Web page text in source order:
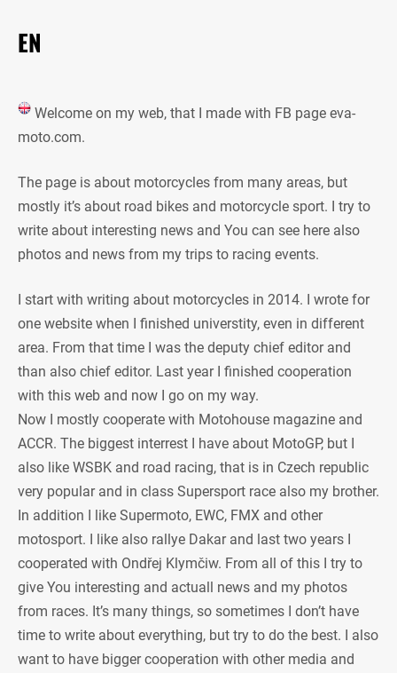
EN
Welcome on my web, that I made with FB page eva-
moto.com.
The page is about motorcycles from many areas, but
mostly it’s about road bikes and motorcycle sport. I try to
write about interesting news and You can see here also
photos and news from my trips to racing events.
I start with writing about motorcycles in 2014. I wrote for
one website when I finished universtity, even in different
area. From that time I was the deputy chief editor and
than also chief editor. Last year I finished cooperation
with this web and now I go on my way.
Now I mostly cooperate with Motohouse magazine and
ACCR. The biggest interrest I have about MotoGP, but I
also like WSBK and road racing, that is in Czech republic
very popular and in class Supersport race also my brother.
In addition I like Supermoto, EWC, FMX and other
motosport. I like also rallye Dakar and last two years I
cooperated with Ondřej Klymčiw. From all of this I try to
give You interesting and actuall news and my photos
from races. It’s many things, so sometimes I don’t have
time to write about everything, but try to do the best. I also
want to have bigger cooperation with other media and